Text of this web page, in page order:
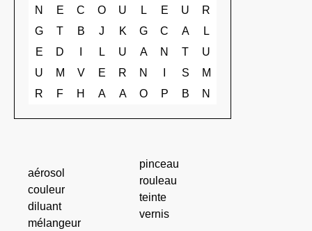
N
E C O U L E U
R
G
T B J K G C A
L
E
D L U A N T
U
U
M V E R N S
M
R
F H A A O P B N
aérosol
couleur
diluant
mélangeur
pinceau
rouleau
teinte
vernis